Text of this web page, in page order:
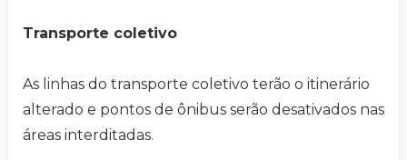
Transporte coletivo
As linhas do transporte coletivo terão o itinerário
alterado e pontos de ônibus serão desativados nas
áreas interditadas.